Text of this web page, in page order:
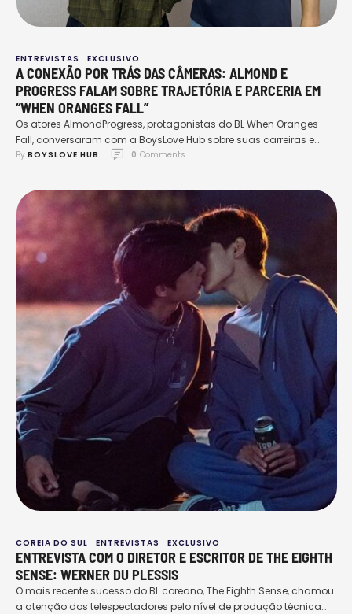
ENTREVISTAS EXCLUSIVO
A CONEXÃO POR TRÁS DAS CÂMERAS: ALMOND E
PROGRESS FALAM SOBRE TRAJETÓRIA E PARCERIA EM
“WHEN ORANGES FALL”
Os atores AlmondProgress, protagonistas do BL When Oranges
Fall, conversaram com a BoysLove Hub sobre suas carreiras e
parceria.
By BOYSLOVE HUB 0 Comments
COREIA DO SUL ENTREVISTAS EXCLUSIVO
ENTREVISTA COM O DIRETOR E ESCRITOR DE THE EIGHTH
SENSE: WERNER DU PLESSIS
O mais recente sucesso do BL coreano, The Eighth Sense, chamou
a atenção dos telespectadores pelo nível de produção técnica